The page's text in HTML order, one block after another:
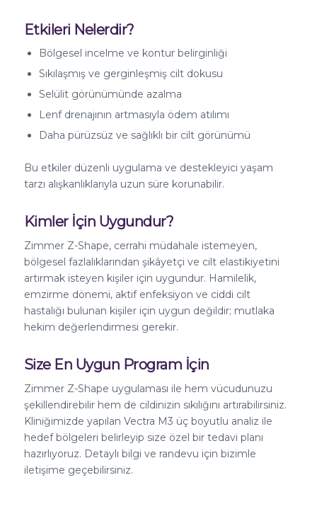
Etkileri Nelerdir?
Bölgesel incelme ve kontur belirginliği
Sıkılaşmış ve gerginleşmiş cilt dokusu
Selülit görünümünde azalma
Lenf drenajının artmasıyla ödem atılımı
Daha pürüzsüz ve sağlıklı bir cilt görünümü
Bu etkiler düzenli uygulama ve destekleyici yaşam
tarzı alışkanlıklarıyla uzun süre korunabilir.
Kimler İçin Uygundur?
Zimmer Z-Shape, cerrahi müdahale istemeyen,
bölgesel fazlalıklarından şikâyetçi ve cilt elastikiyetini
artırmak isteyen kişiler için uygundur. Hamilelik,
emzirme dönemi, aktif enfeksiyon ve ciddi cilt
hastalığı bulunan kişiler için uygun değildir; mutlaka
hekim değerlendirmesi gerekir.
Size En Uygun Program İçin
Zimmer Z-Shape uygulaması ile hem vücudunuzu
şekillendirebilir hem de cildinizin sıkılığını artırabilirsiniz.
Kliniğimizde yapılan Vectra M3 üç boyutlu analiz ile
hedef bölgeleri belirleyip size özel bir tedavi planı
hazırlıyoruz. Detaylı bilgi ve randevu için bizimle
iletişime geçebilirsiniz.